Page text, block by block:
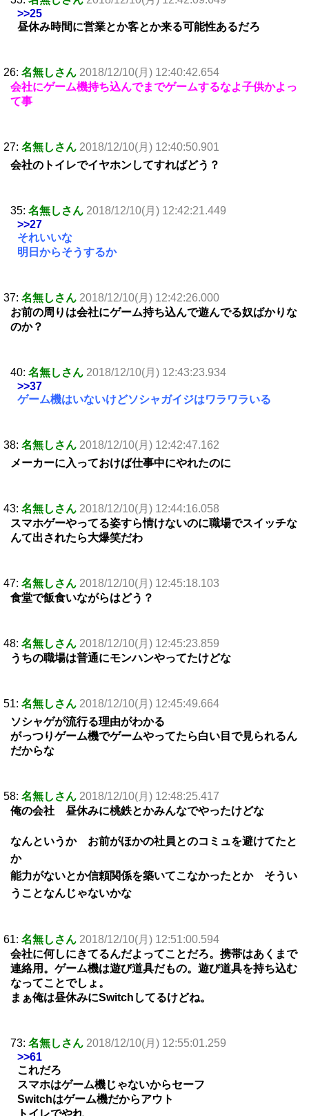
>>25
昼休み時間に営業とか客とか来る可能性あるだろ
26: 名無しさん 2018/12/10(月) 12:40:42.654
会社にゲーム機持ち込んでまでゲームするなよ子供かよっ
て事
27: 名無しさん 2018/12/10(月) 12:40:50.901
会社のトイレでイヤホンしてすればどう？
35: 名無しさん 2018/12/10(月) 12:42:21.449
>>27
それいいな
明日からそうするか
37: 名無しさん 2018/12/10(月) 12:42:26.000
お前の周りは会社にゲーム持ち込んで遊んでる奴ばかりな
のか？
40: 名無しさん 2018/12/10(月) 12:43:23.934
>>37
ゲーム機はいないけどソシャガイジはワラワラいる
38: 名無しさん 2018/12/10(月) 12:42:47.162
メーカーに入っておけば仕事中にやれたのに
43: 名無しさん 2018/12/10(月) 12:44:16.058
スマホゲーやってる姿すら情けないのに職場でスイッチな
んて出されたら大爆笑だわ
47: 名無しさん 2018/12/10(月) 12:45:18.103
食堂で飯食いながらはどう？
48: 名無しさん 2018/12/10(月) 12:45:23.859
うちの職場は普通にモンハンやってたけどな
51: 名無しさん 2018/12/10(月) 12:45:49.664
ソシャゲが流行る理由がわかる
がっつりゲーム機でゲームやってたら白い目で見られるん
だからな
58: 名無しさん 2018/12/10(月) 12:48:25.417
俺の会社 昼休みに桃鉄とかみんなでやったけどな
なんというか お前がほかの社員とのコミュを避けてたと
か
能力がないとか信頼関係を築いてこなかったとか そうい
うことなんじゃないかな
61: 名無しさん 2018/12/10(月) 12:51:00.594
会社に何しにきてるんだよってことだろ。携帯はあくまで
連絡用。ゲーム機は遊び道具だもの。遊び道具を持ち込む
なってことでしょ。
まぁ俺は昼休みにSwitchしてるけどね。
73: 名無しさん 2018/12/10(月) 12:55:01.259
>>61
これだろ
スマホはゲーム機じゃないからセーフ
Switchはゲーム機だからアウト